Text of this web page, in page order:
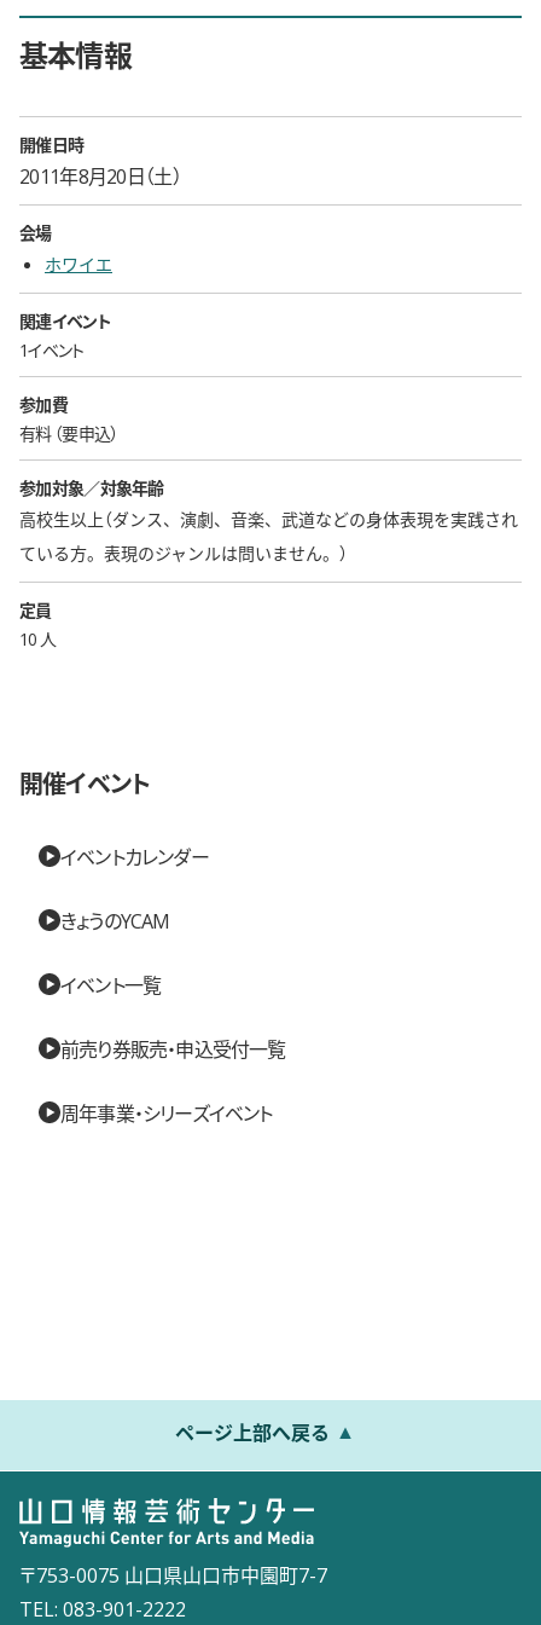
基本情報
開催日時
2011年8月20日（土）
会場
ホワイエ
関連イベント
1イベント
参加費
有料 要申込
参加対象／対象年齢
高校生以上（ダンス、演劇、音楽、武道などの身体表現を実践され
ている方。表現のジャンルは問いません。）
定員
10 人
開催イベント
イベントカレンダー
きょうのYCAM
イベント一覧
前売り券販売・申込受付一覧
周年事業・シリーズイベント
ページ上部へ戻る
〒753-0075 山口県山口市中園町7-7
TEL: 083-901-2222